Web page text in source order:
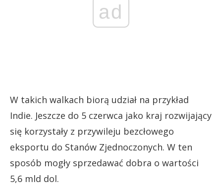
ad
W takich walkach biorą udział na przykład
Indie. Jeszcze do 5 czerwca jako kraj rozwijający
się korzystały z przywileju bezcłowego
eksportu do Stanów Zjednoczonych. W ten
sposób mogły sprzedawać dobra o wartości
5,6 mld dol.